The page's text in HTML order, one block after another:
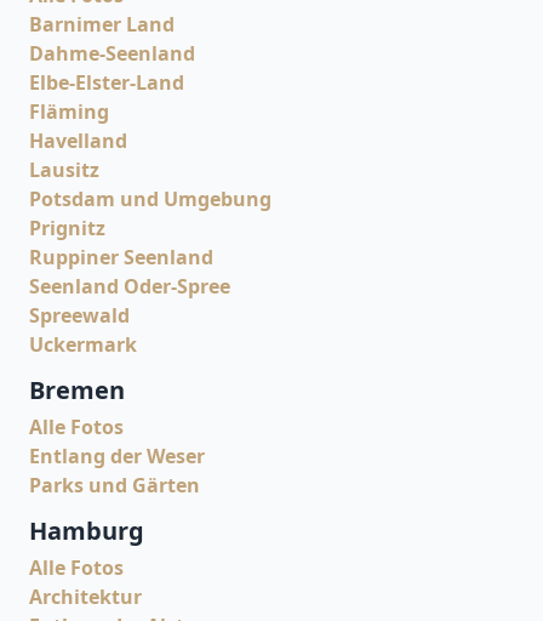
Barnimer Land
Dahme-Seenland
Elbe-Elster-Land
Fläming
Havelland
Lausitz
Potsdam und Umgebung
Prignitz
Ruppiner Seenland
Seenland Oder-Spree
Spreewald
Uckermark
Bremen
Alle Fotos
Entlang der Weser
Parks und Gärten
Hamburg
Alle Fotos
Architektur